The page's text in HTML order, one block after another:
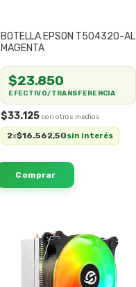
BOTELLA EPSON T504320-AL
MAGENTA
$33.125
2x$16.562,50sin interés
$23.850
EFECTIVO/TRANSFERENCIA